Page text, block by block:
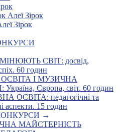
Алеї Зірок
Зірок
СВІТ: досвід,
60 годин
І МУЗИЧНА
Європа, світ. 60 годин
ОСВІТА: педагогічні та
аспекти. 15 годин
→
МАЙСТЕРНІСТЬ